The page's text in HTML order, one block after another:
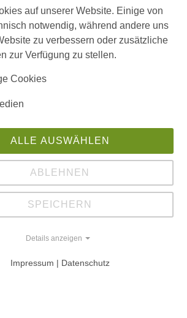
auf unserer Website. Einige von
notwendig, während andere uns
zu verbessern oder zusätzliche
zur Verfügung zu stellen.
Cookies
ALLE AUSWÄHLEN
ABLEHNEN
SPEICHERN
Details anzeigen
Impressum | Datenschutz